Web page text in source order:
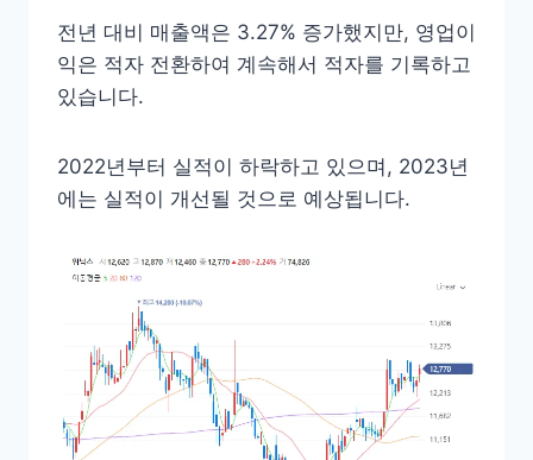
전년 대비 매출액은 3.27% 증가했지만, 영업이
익은 적자 전환하여 계속해서 적자를 기록하고
있습니다.
2022년부터 실적이 하락하고 있으며, 2023년
에는 실적이 개선될 것으로 예상됩니다.